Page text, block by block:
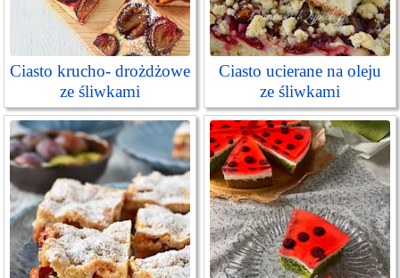
Ciasto krucho- drożdżowe
ze śliwkami
Ciasto ucierane na oleju
ze śliwkami